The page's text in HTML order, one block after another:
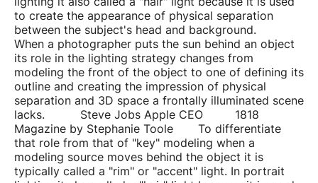
to create the appearance of physical separation
between the subject's head and background.
When a photographer puts the sun behind an object
its role in the lighting strategy changes from
modeling the front of the object to one of defining its
outline and creating the impression of physical
separation and 3D space a frontally illuminated scene
lacks. Steve Jobs Apple CEO 1818
Magazine by Stephanie Toole To differentiate
that role from that of "key" modeling when a
modeling source moves behind the object it is
typically called a "rim" or "accent" light. In portrait